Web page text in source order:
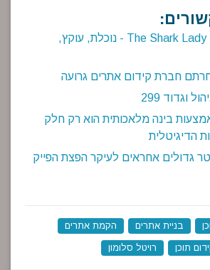
"רויטל סלומון - The Shark Lady - נוכלת, עוקץ,
וגדוד 299
בינה מלאכותית הוא רק חלק
הדיגיטלית
גדולים אחראים לעיקר הפצת הפייק
בניית אתרים הקמת אתרים
תוכן רויטל סלומון